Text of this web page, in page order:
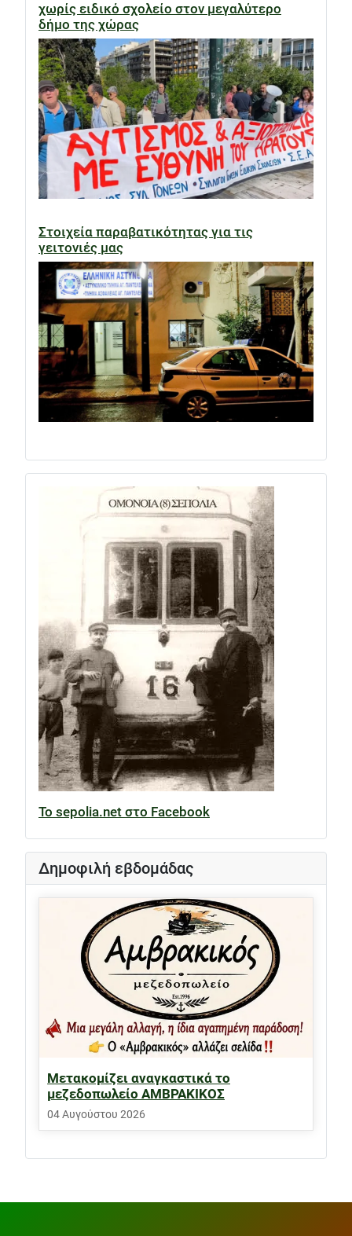
χωρίς ειδικό σχολείο στον μεγαλύτερο
δήμο της χώρας
Στοιχεία παραβατικότητας για τις
γειτονιές μας
Το sepolia.net στο Facebook
Δημοφιλή εβδομάδας
Μετακομίζει αναγκαστικά το
μεζεδοπωλείο ΑΜΒΡΑΚΙΚΟΣ
04 Αυγούστου 2026